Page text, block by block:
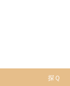
探Ｑ